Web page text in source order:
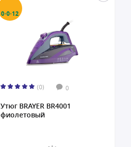
0·0·12
(0) 0
Утюг BRAYER BR4001
фиолетовый